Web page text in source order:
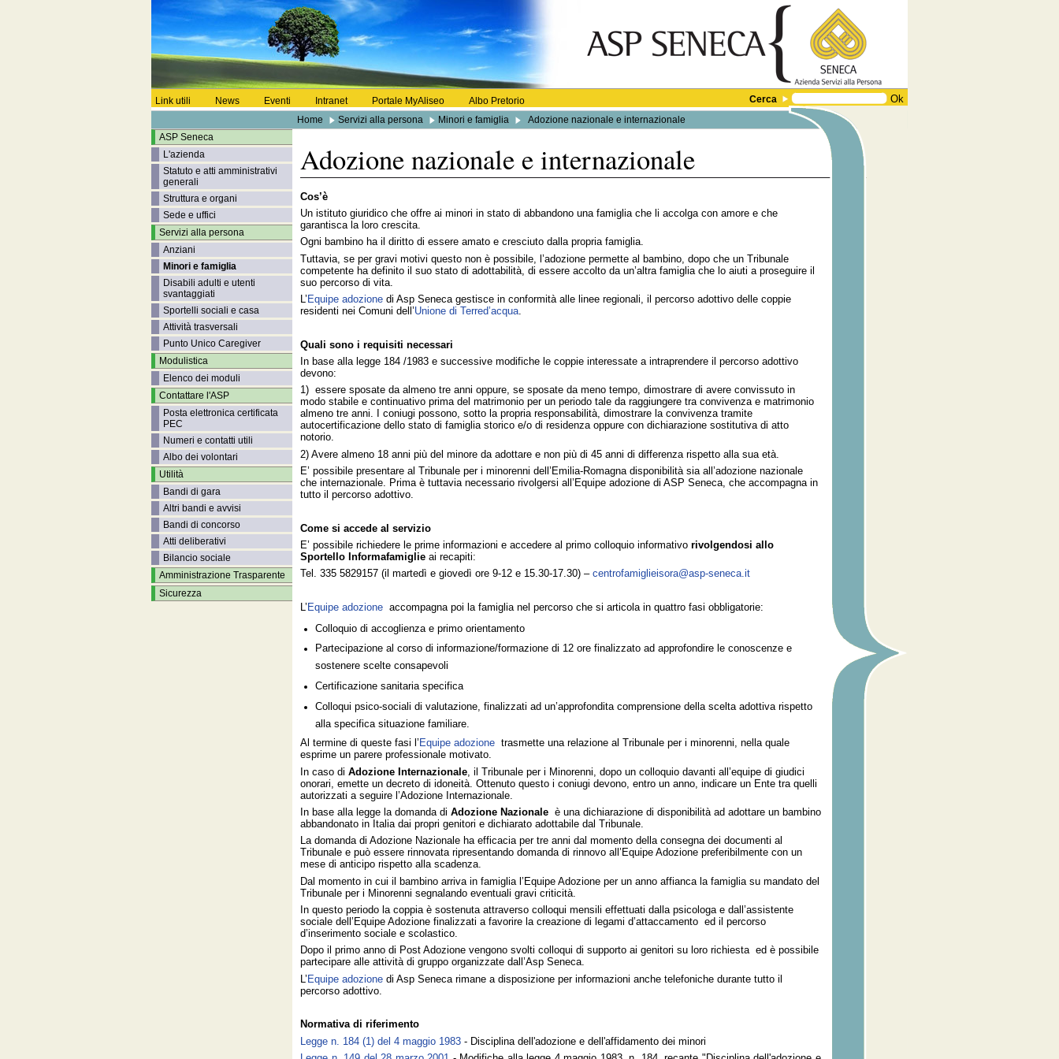
Link utili News Eventi Intranet Portale MyAliseo Albo Pretorio Cerca
Home Servizi alla persona Minori e famiglia
Adozione nazionale e internazionale
ASP Seneca
L'azienda
Statuto e atti amministrativi
generali
Struttura e organi
Sede e uffici
Servizi alla persona
Anziani
Minori e famiglia
Disabili adulti e utenti
svantaggiati
Sportelli sociali e casa
Attività trasversali
Punto Unico Caregiver
Modulistica
Elenco dei moduli
Contattare l'ASP
Posta elettronica certificata
PEC
Numeri e contatti utili
Albo dei volontari
Utilità
Bandi di gara
Altri bandi e avvisi
Bandi di concorso
Atti deliberativi
Bilancio sociale
Amministrazione Trasparente
Sicurezza
Adozione nazionale e internazionale
Cos’è
Un istituto giuridico che offre ai minori in stato di abbandono una famiglia che li accolga con amore e che
garantisca la loro crescita.
Ogni bambino ha il diritto di essere amato e cresciuto dalla propria famiglia.
Tuttavia, se per gravi motivi questo non è possibile, l’adozione permette al bambino, dopo che un Tribunale
competente ha definito il suo stato di adottabilità, di essere accolto da un’altra famiglia che lo aiuti a proseguire il
suo percorso di vita.
L’ Equipe adozione di Asp Seneca gestisce in conformità alle linee regionali, il percorso adottivo delle coppie
residenti nei Comuni dell’Unione di Terred’acqua.
Quali sono i requisiti necessari
In base alla legge 184 /1983 e successive modifiche le coppie interessate a intraprendere il percorso adottivo
devono:
1) essere sposate da almeno tre anni oppure, se sposate da meno tempo, dimostrare di avere convissuto in
modo stabile e continuativo prima del matrimonio per un periodo tale da raggiungere tra convivenza e matrimonio
almeno tre anni. I coniugi possono, sotto la propria responsabilità, dimostrare la convivenza tramite
autocertificazione dello stato di famiglia storico e/o di residenza oppure con dichiarazione sostitutiva di atto
notorio.
2) Avere almeno 18 anni più del minore da adottare e non più di 45 anni di differenza rispetto alla sua età.
E’ possibile presentare al Tribunale per i minorenni dell’Emilia-Romagna disponibilità sia all’adozione nazionale
che internazionale. Prima è tuttavia necessario rivolgersi all’Equipe adozione di ASP Seneca, che accompagna in
tutto il percorso adottivo.
Come si accede al servizio
E’ possibile richiedere le prime informazioni e accedere al primo colloquio informativo rivolgendosi allo
Sportello Informafamiglie ai recapiti:
Tel. 335 5829157 (il martedì e giovedì ore 9-12 e 15.30-17.30) – centrofamiglieisora@asp-seneca.it
L’ Equipe adozione accompagna poi la famiglia nel percorso che si articola in quattro fasi obbligatorie:
Colloquio di accoglienza e primo orientamento
Partecipazione al corso di informazione/formazione di 12 ore finalizzato ad approfondire le conoscenze e
sostenere scelte consapevoli
Certificazione sanitaria specifica
Colloqui psico-sociali di valutazione, finalizzati ad un’approfondita comprensione della scelta adottiva rispetto
alla specifica situazione familiare.
Al termine di queste fasi l’ Equipe adozione trasmette una relazione al Tribunale per i minorenni, nella quale
esprime un parere professionale motivato.
In caso di Adozione Internazionale , il Tribunale per i Minorenni, dopo un colloquio davanti all’equipe di giudici
onorari, emette un decreto di idoneità. Ottenuto questo i coniugi devono, entro un anno, indicare un Ente tra quelli
autorizzati a seguire l’Adozione Internazionale.
In base alla legge la domanda di Adozione Nazionale è una dichiarazione di disponibilità ad adottare un bambino
abbandonato in Italia dai propri genitori e dichiarato adottabile dal Tribunale.
La domanda di Adozione Nazionale ha efficacia per tre anni dal momento della consegna dei documenti al
Tribunale e può essere rinnovata ripresentando domanda di rinnovo all’Equipe Adozione preferibilmente con un
mese di anticipo rispetto alla scadenza.
Dal momento in cui il bambino arriva in famiglia l’Equipe Adozione per un anno affianca la famiglia su mandato del
Tribunale per i Minorenni segnalando eventuali gravi criticità.
In questo periodo la coppia è sostenuta attraverso colloqui mensili effettuati dalla psicologa e dall’assistente
sociale dell’Equipe Adozione finalizzati a favorire la creazione di legami d’attaccamento ed il percorso
d’inserimento sociale e scolastico.
Dopo il primo anno di Post Adozione vengono svolti colloqui di supporto ai genitori su loro richiesta ed è possibile
partecipare alle attività di gruppo organizzate dall’Asp Seneca.
L’ Equipe adozione di Asp Seneca rimane a disposizione per informazioni anche telefoniche durante tutto il
percorso adottivo.
Normativa di riferimento
Legge n. 184 (1) del 4 maggio 1983 - Disciplina dell'adozione e dell'affidamento dei minori